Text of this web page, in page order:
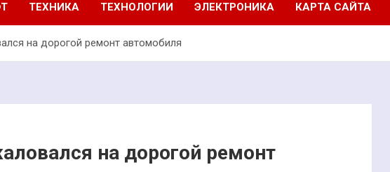
ТЕХНИКА ТЕХНОЛОГИИ ЭЛЕКТРОНИКА КАРТА САЙТА
на дорогой ремонт автомобиля
на дорогой ремонт